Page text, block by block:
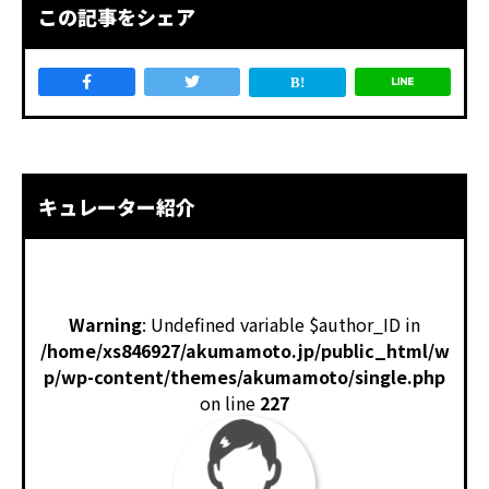
この記事をシェア
キュレーター紹介
Warning: Undefined variable $author_ID in
/home/xs846927/akumamoto.jp/public_html/w
p/wp-content/themes/akumamoto/single.php
on line 227